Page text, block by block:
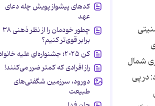
مجاهدین خلق در منطقه حسینیه واقع در 10 كیلومتری شمال
در پی
کدهای پیشواز پویش چله دعای
عهد
چطور خودمان را از نظر ذهنی ۳۸
برابر قوی‌تر کنیم؟
کن ۲۰۲۵؛ جشنواره‌ای علیه خانواده
راز افرادی که کمتر ضرر می‌کنند!
دورود، سرزمین شگفتی‌های
طبیعت